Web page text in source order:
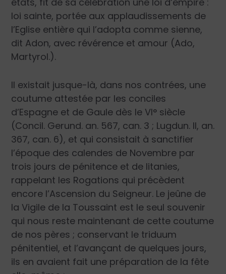
loi sainte, portée aux applaudissements de
l’Eglise entière qui l’adopta comme sienne,
dit Adon, avec révérence et amour (Ado,
Martyrol.).
Il existait jusque-là, dans nos contrées, une
coutume attestée par les conciles
d’Espagne et de Gaule dès le VI° siècle
(Concil. Gerund. an. 567, can. 3 ; Lugdun. II, an.
367, can. 6), et qui consistait à sanctifier
l’époque des calendes de Novembre par
trois jours de pénitence et de litanies,
rappelant les Rogations qui précèdent
encore l’Ascension du Seigneur. Le jeûne de
la Vigile de la Toussaint est le seul souvenir
qui nous reste maintenant de cette coutume
de nos pères ; conservant le triduum
pénitentiel, et l’avançant de quelques jours,
ils en avaient fait une préparation de la fête